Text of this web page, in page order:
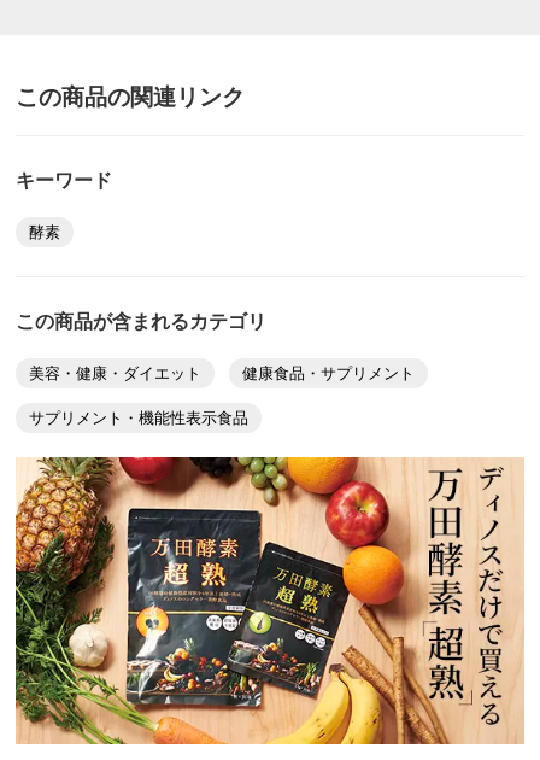
［トリプトファン］検出せず/検出せず
■日本製
料であるオレンジ、くるみ、ごま、大豆、バナナ、りん
【ご注意ください！】
※商品の性質上、キャンセル・交換・返品はできませ
とにかく飲みやすい、これに尽きます。個包装なので、
鞄にいれるだけで、かさばらずノーストレス。ソフトな
一回で飲み込めるから負担もありません。毎日続けられ
2023/09/02
広島県 60代以上女性
購入のきっかけは、夏に弱いわたしは何か身体にいいも
のを探していました。しばらく試してみたいと思いま
す。
2023/05/17
愛知県 60代以上女性
以前お買い得な時に、試して以来毎日頂いております。
黒酢ドリンクなども、試したことはありますが、サプリ
この商品の関連リンク
キーワード
酵素
この商品が含まれるカテゴリ
美容・健康・ダイエット 健康食品・サプリメント
サプリメント・機能性表示食品